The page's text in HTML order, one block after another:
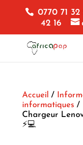
0770 71
42 16
Accueil /
informatiques/
Chargeur
⚡💻